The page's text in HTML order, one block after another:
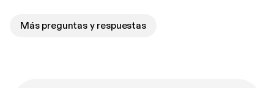
Más preguntas y respuestas